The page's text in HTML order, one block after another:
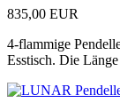
835,00 EUR
4-flammige
Esstisch. Die